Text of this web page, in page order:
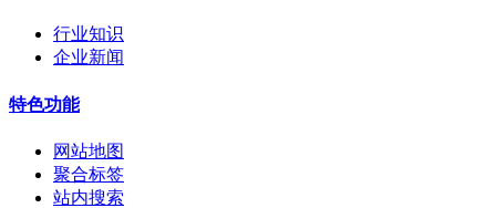
行业知识
企业新闻
特色功能
网站地图
聚合标签
站内搜索